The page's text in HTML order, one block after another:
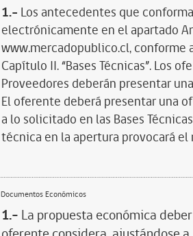
1.- Los antecedentes que
electrónicamente en el apartado
www.mercadopublico.cl,
Capítulo II. “Bases Técnicas”. Los
Proveedores deberán presentar
El oferente deberá presentar una
a lo solicitado en las Bases
técnica en la apertura provocará
Documentos Económicos
1.- La propuesta económica